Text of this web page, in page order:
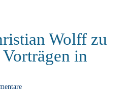
Wolff zu
in